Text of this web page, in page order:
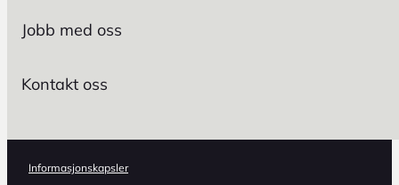
Jobb med oss
Kontakt oss
Informasjonskapsler